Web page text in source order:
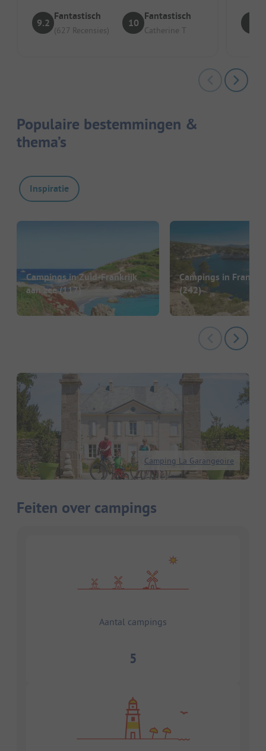
9.2
Fantastisch
(627 Recensies)
10
Fantastisch
Catherine T
Populaire bestemmingen &
thema’s
Inspiratie
Campings in Zuid-Frankrijk
aan zee(117)
Campings in
(242)
Camping La Garangeoire
Feiten over campings
Aantal campings
5